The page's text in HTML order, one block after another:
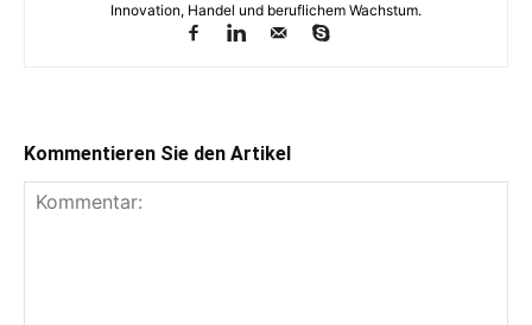
Innovation, Handel und beruflichem Wachstum.
Kommentieren Sie den Artikel